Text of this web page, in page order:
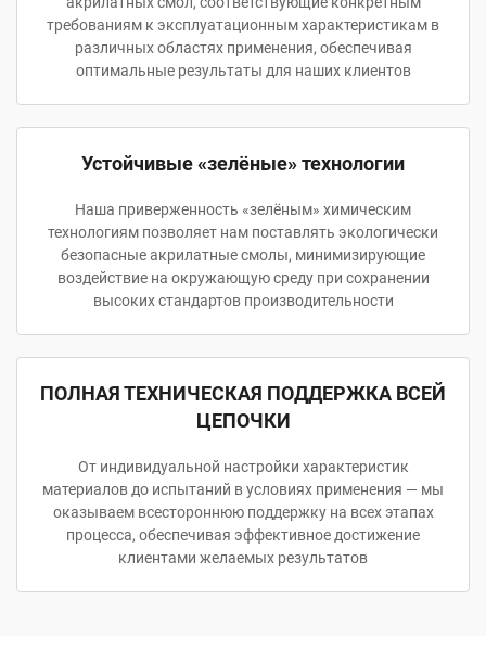
требованиям к эксплуатационным характеристикам в
различных областях применения, обеспечивая
оптимальные результаты для наших клиентов
Устойчивые «зелёные» технологии
Наша приверженность «зелёным» химическим
технологиям позволяет нам поставлять экологически
безопасные акрилатные смолы, минимизирующие
воздействие на окружающую среду при сохранении
высоких стандартов производительности
ПОЛНАЯ ТЕХНИЧЕСКАЯ ПОДДЕРЖКА ВСЕЙ
ЦЕПОЧКИ
От индивидуальной настройки характеристик
материалов до испытаний в условиях применения — мы
оказываем всестороннюю поддержку на всех этапах
процесса, обеспечивая эффективное достижение
клиентами желаемых результатов